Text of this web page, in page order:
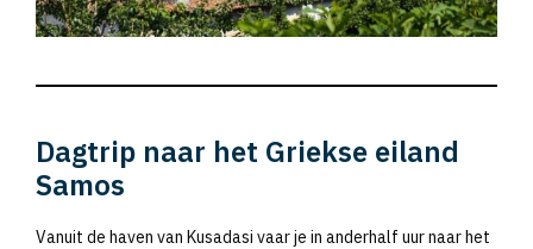
Dagtrip naar het Griekse eiland
Samos
Vanuit de haven van Kusadasi vaar je in anderhalf uur naar het